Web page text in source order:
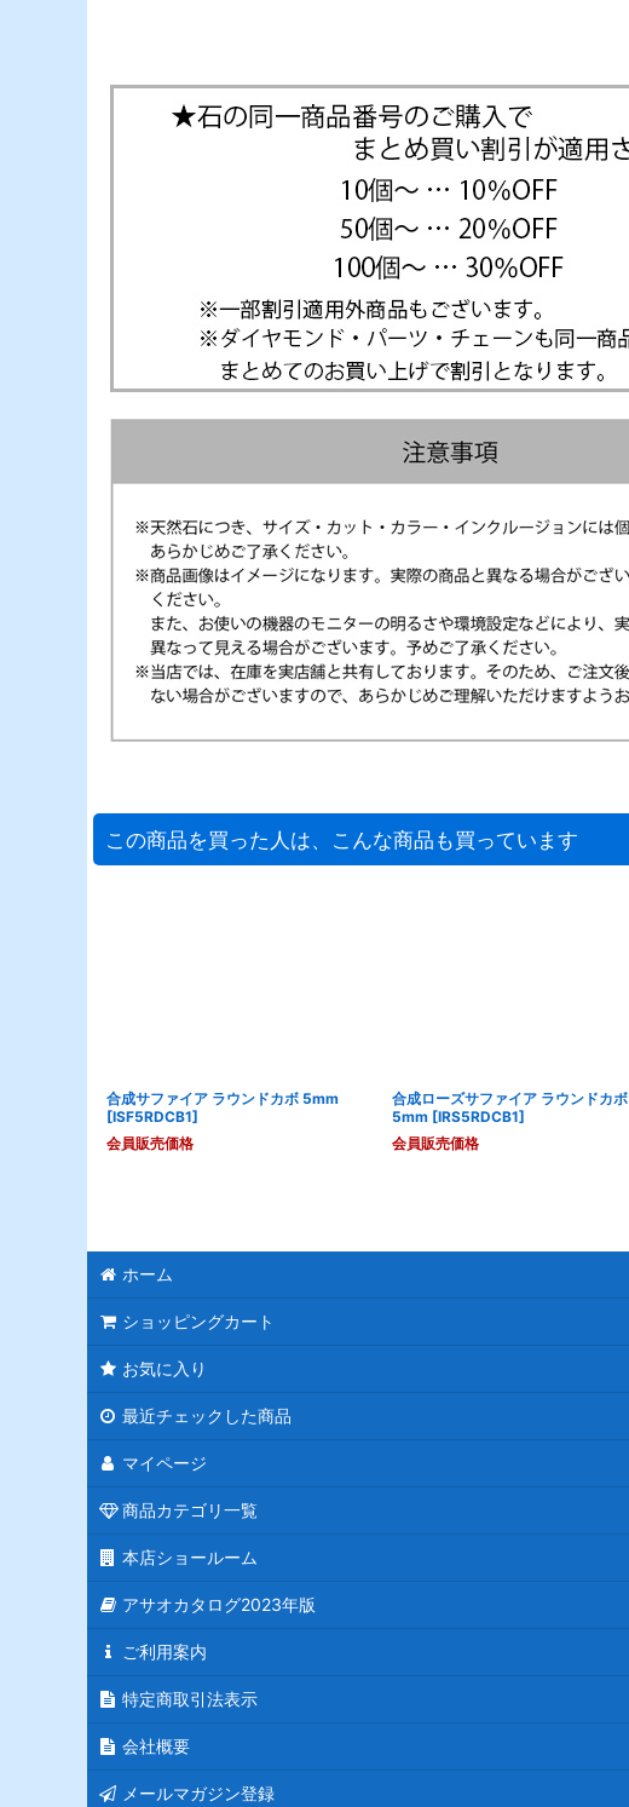
この商品を買った人は、こんな商品も買っています
合成サファイア ラウンドカボ 5mm
[ISF5RDCB1]
会員販売価格
合成ローズサファイア ラウンドカボ
5mm [IRS5RDCB1]
会員販売価格
ホーム
ショッピングカート
お気に入り
最近チェックした商品
マイページ
商品カテゴリ一覧
本店ショールーム
アサオカタログ2023年版
ご利用案内
特定商取引法表示
会社概要
メールマガジン登録